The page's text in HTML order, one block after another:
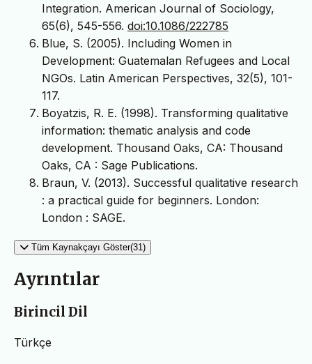
Integration. American Journal of Sociology,
65(6), 545-556. doi:10.1086/222785
Blue, S. (2005). Including Women in
Development: Guatemalan Refugees and Local
NGOs. Latin American Perspectives, 32(5), 101-
117.
Boyatzis, R. E. (1998). Transforming qualitative
information: thematic analysis and code
development. Thousand Oaks, CA: Thousand
Oaks, CA : Sage Publications.
Braun, V. (2013). Successful qualitative research
: a practical guide for beginners. London:
London : SAGE.
Tüm Kaynakçayı Göster(31)
Ayrıntılar
Birincil Dil
Türkçe